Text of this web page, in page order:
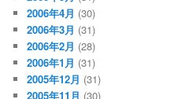
2006年4月 (30)
2006年3月 (31)
2006年2月 (28)
2006年1月 (31)
2005年12月 (31)
2005年11月 (30)